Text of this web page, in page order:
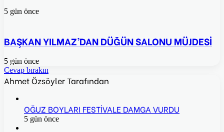
5 gün önce
BAŞKAN YILMAZ’DAN DÜĞÜN SALONU MÜJDESİ
5 gün önce
Cevap bırakın
Ahmet Özsöyler Tarafından
OĞUZ BOYLARI FESTİVALE DAMGA VURDU
5 gün önce